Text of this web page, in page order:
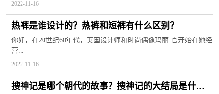
2022-11-16
热裤是谁设计的？热裤和短裤有什么区别？
你好，在20世纪60年代，英国设计师和时尚偶像玛丽·官开始在她经
营...
2022-11-16
搜神记是哪个朝代的故事？搜神记的大结局是什